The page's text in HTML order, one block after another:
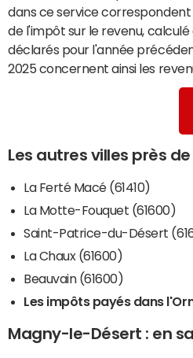
dans ce service
de l'impôt sur le revenu,
déclarés pour l'année
2025 concernent ainsi les
Les autres villes près
La Ferté Macé (61410)
La Motte-Fouquet (61600)
Saint-Patrice-du-Désert
La Chaux (61600)
Beauvain (61600)
Les impôts payés dans
Magny-le-Désert : en